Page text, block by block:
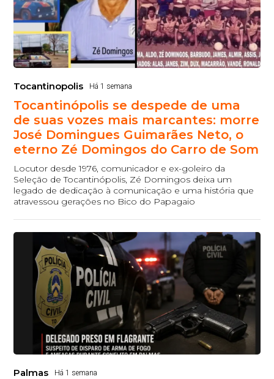
Tocantinopolis Há 1 semana
Tocantinópolis se despede de uma
de suas vozes mais marcantes: morre
José Domingues Guimarães Neto, o
eterno Zé Domingos do Carro de Som
Locutor desde 1976, comunicador e ex-goleiro da
Seleção de Tocantinópolis, Zé Domingos deixa um
legado de dedicação à comunicação e uma história que
atravessou gerações no Bico do Papagaio
Palmas Há 1 semana